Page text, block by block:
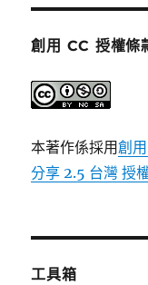
創用 CC 授權條
本著作係採用創
分享 2.5 台灣 授
工具箱